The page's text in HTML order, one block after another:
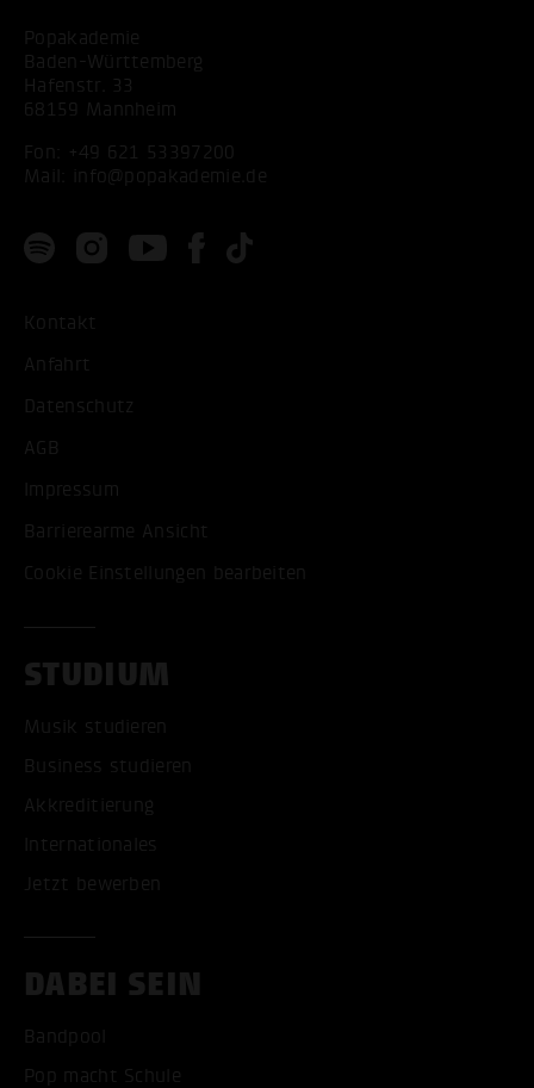
Popakademie
Baden-Württemberg
Hafenstr. 33
68159 Mannheim
Fon:
+49 621 53397200
Mail:
info@popakademie.de
Kontakt
Anfahrt
Datenschutz
AGB
Impressum
Barrierearme Ansicht
Cookie Einstellungen bearbeiten
STUDIUM
Musik studieren
Business studieren
Akkreditierung
Internationales
Jetzt bewerben
DABEI SEIN
Bandpool
Pop macht Schule